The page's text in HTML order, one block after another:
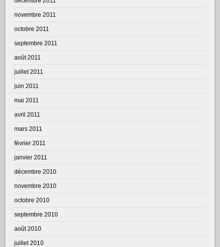
novembre 2011
octobre 2011
septembre 2011
août 2011
juillet 2011
juin 2011
mai 2011
avril 2011
mars 2011
février 2011
janvier 2011
décembre 2010
novembre 2010
octobre 2010
septembre 2010
août 2010
juillet 2010